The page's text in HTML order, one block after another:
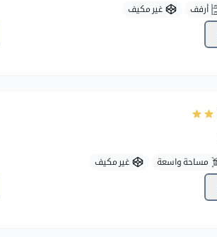
أرفف غير مكيف
مساحة واسعة غير مكيف